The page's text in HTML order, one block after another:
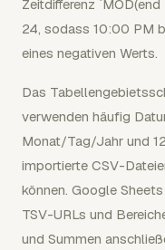
Zeitdifferenz
24, sodass 10:00 PM
eines negativen Werts.
Das
verwenden häufig
Monat/Tag/Jahr und
importierte CSV-
können. Google
TSV-URLs und
und Summen